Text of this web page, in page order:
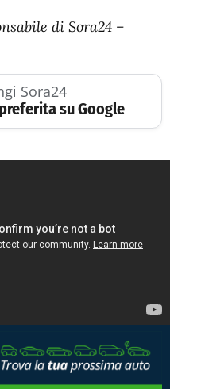
di Sora24 –
Sora24
su Google